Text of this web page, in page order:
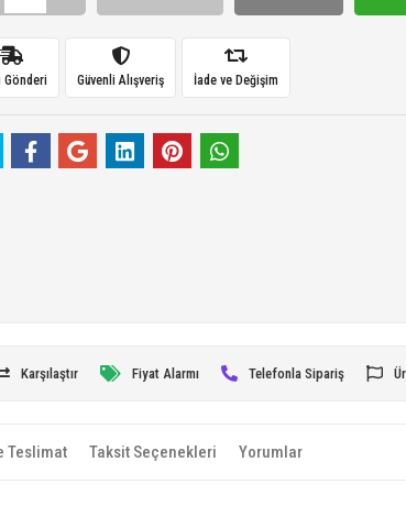
Gönderi Güvenli Alışveriş İade ve Değişim
Karşılaştır Fiyat Alarmı Telefonla Sipariş
Teslimat Taksit Seçenekleri Yorumlar